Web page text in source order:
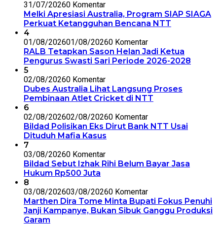
31/07/20260 Komentar
Melki Apresiasi Australia, Program SIAP SIAGA
Perkuat Ketangguhan Bencana NTT
4
01/08/202601/08/20260 Komentar
RALB Tetapkan Sason Helan Jadi Ketua
Pengurus Swasti Sari Periode 2026-2028
5
02/08/20260 Komentar
Dubes Australia Lihat Langsung Proses
Pembinaan Atlet Cricket di NTT
6
02/08/202602/08/20260 Komentar
Bildad Polisikan Eks Dirut Bank NTT Usai
Dituduh Mafia Kasus
7
03/08/20260 Komentar
Bildad Sebut Izhak Rihi Belum Bayar Jasa
Hukum Rp500 Juta
8
03/08/202603/08/20260 Komentar
Marthen Dira Tome Minta Bupati Fokus Penuhi
Janji Kampanye, Bukan Sibuk Ganggu Produksi
Garam